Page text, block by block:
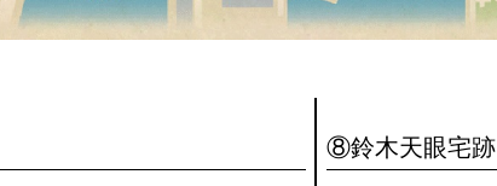
⑧鈴木天眼宅跡